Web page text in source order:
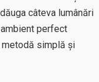
câteva lumânări
perfect
metodă simplă și